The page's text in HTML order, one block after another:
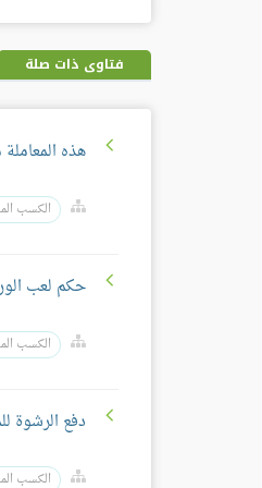
فتاوى ذات صلة
هذه المعاملة
الكسب
حكم لعب
الكسب
دفع الرشوة
الكسب